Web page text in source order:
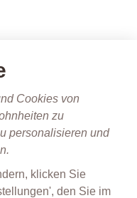
Cookies von
zu
personalisieren und
klicken Sie
den Sie im